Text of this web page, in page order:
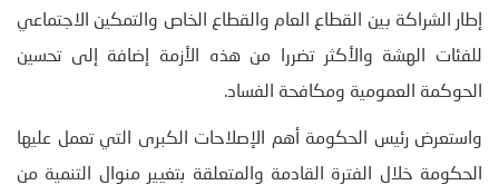
إطار الشراكة بين القطاع العام والقطاع الخاص والتمكين الاجتماعي
للفئات الهشة والأكثر تضررا من هذه الأزمة إضافة إلى تحسين
الحوكمة العمومية ومكافحة الفساد.
واستعرض رئيس الحكومة أهم الإصلاحات الكبرى التي تعمل عليها
الحكومة خلال الفترة القادمة والمتعلقة بتغيير منوال التنمية من